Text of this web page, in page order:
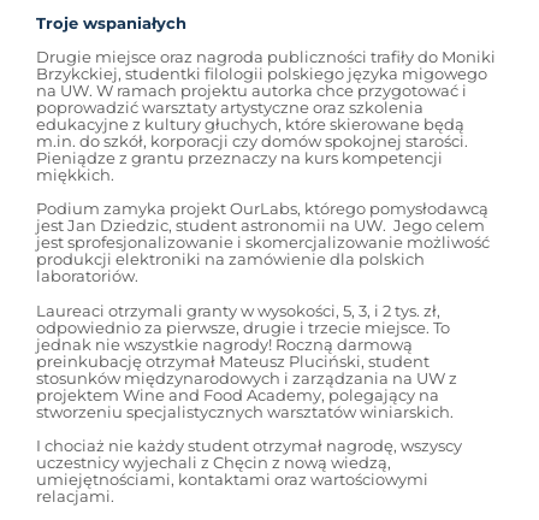
Troje wspaniałych
Drugie miejsce oraz nagroda publiczności trafiły do Moniki
Brzykckiej, studentki filologii polskiego języka migowego
na UW. W ramach projektu autorka chce przygotować i
poprowadzić warsztaty artystyczne oraz szkolenia
edukacyjne z kultury głuchych, które skierowane będą
m.in. do szkół, korporacji czy domów spokojnej starości.
Pieniądze z grantu przeznaczy na kurs kompetencji
miękkich.
Podium zamyka projekt OurLabs, którego pomysłodawcą
jest Jan Dziedzic, student astronomii na UW. Jego celem
jest sprofesjonalizowanie i skomercjalizowanie możliwość
produkcji elektroniki na zamówienie dla polskich
laboratoriów.
Laureaci otrzymali granty w wysokości, 5, 3, i 2 tys. zł,
odpowiednio za pierwsze, drugie i trzecie miejsce. To
jednak nie wszystkie nagrody! Roczną darmową
preinkubację otrzymał Mateusz Pluciński, student
stosunków międzynarodowych i zarządzania na UW z
projektem Wine and Food Academy, polegający na
stworzeniu specjalistycznych warsztatów winiarskich.
I chociaż nie każdy student otrzymał nagrodę, wszyscy
uczestnicy wyjechali z Chęcin z nową wiedzą,
umiejętnościami, kontaktami oraz wartościowymi
relacjami.